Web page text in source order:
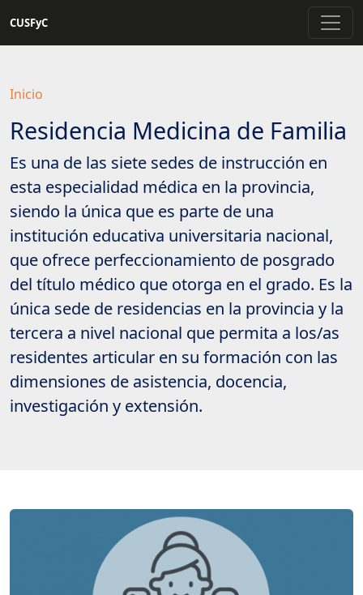
contenido
CUSFyC
Inicio
Residencia Medicina de Familia
Es una de las siete sedes de instrucción en
esta especialidad médica en la provincia,
siendo la única que es parte de una
institución educativa universitaria nacional,
que ofrece perfeccionamiento de posgrado
del título médico que otorga en el grado. Es la
única sede de residencias en la provincia y la
tercera a nivel nacional que permita a los/as
residentes articular en su formación con las
dimensiones de asistencia, docencia,
investigación y extensión.